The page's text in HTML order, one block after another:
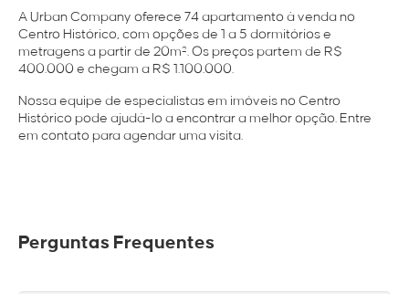
A Urban Company oferece 74 apartamento à venda no
Centro Histórico, com opções de 1 a 5 dormitórios e
metragens a partir de 20m². Os preços partem de R$
400.000 e chegam a R$ 1.100.000.
Nossa equipe de especialistas em imóveis no Centro
Histórico pode ajudá-lo a encontrar a melhor opção. Entre
em contato para agendar uma visita.
Perguntas Frequentes